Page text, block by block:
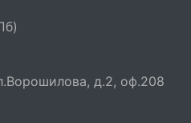
д.2, оф.208